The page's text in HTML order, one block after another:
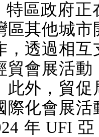
特區政府正
區其他城市
，透過相互
貿會展活動
此外，貿促
際化會展活
年UFI